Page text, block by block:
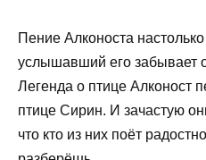
Пение Алконоста
услышавший его забывает
Легенда о птице Алконост
птице Сирин. И зачастую
что кто из них поёт